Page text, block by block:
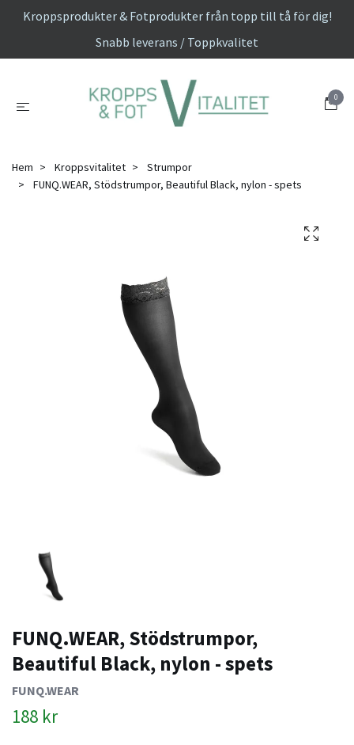
Kroppsprodukter & Fotprodukter från topp till tå för dig!
Snabb leverans / Toppkvalitet
0
Hem Kroppsvitalitet
Strumpor
FUNQ.WEAR, Stödstrumpor, Beautiful Black, nylon - spets
FUNQ.WEAR, Stödstrumpor,
Beautiful Black, nylon - spets
FUNQ.WEAR
188 kr